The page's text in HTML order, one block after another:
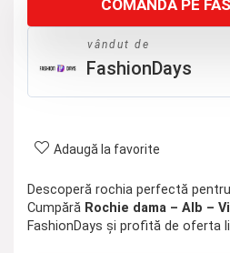
fost:
390 lei.
355 lei.
COMANDĂ PE
vândut de
FashionDays
Adaugă la favorite
Descoperă rochia perfectă
Cumpără Rochie dama – Alb –
FashionDays și profită de oferta